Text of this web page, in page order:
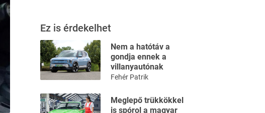
Ez is érdekelhet
Nem a hatótáv a
gondja ennek a
villanyautónak
Fehér Patrik
Meglepő trükkökkel
is spórol a magyar